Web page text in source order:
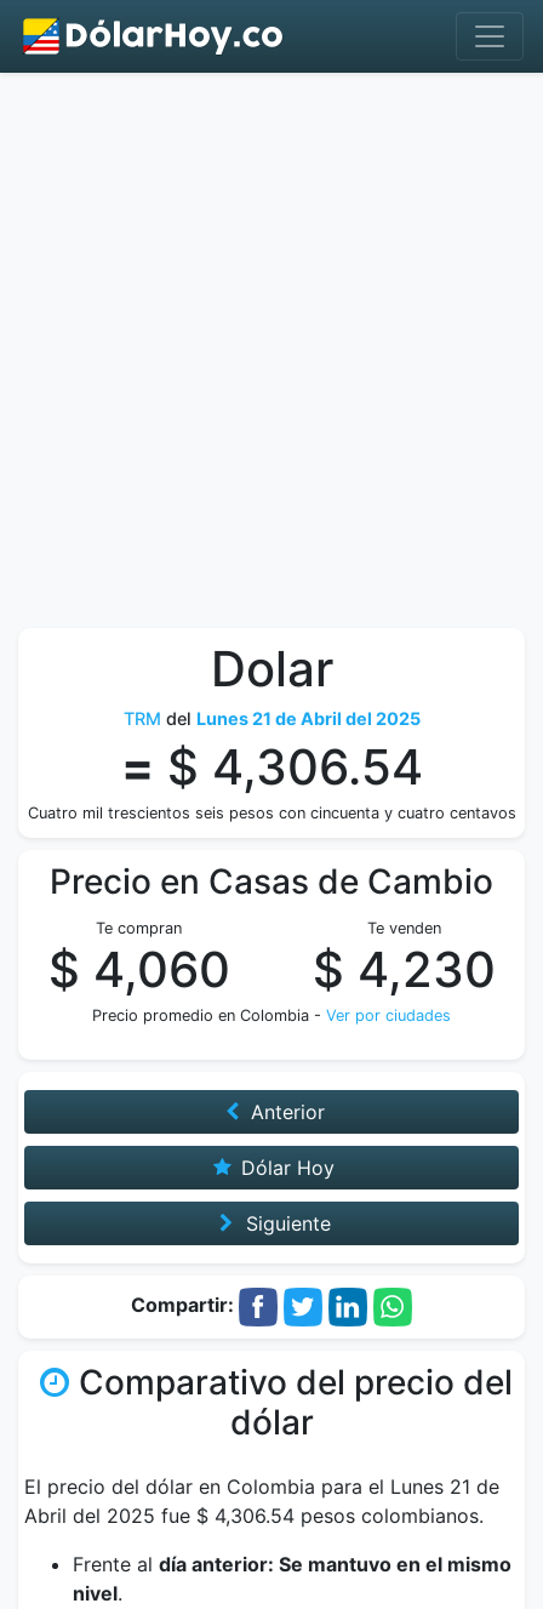
Dolar
TRM del Lunes 21 de Abril del 2025
= $ 4,306.54
Cuatro mil trescientos seis pesos con cincuenta y cuatro centavos
Precio en Casas de Cambio
Te compran
$ 4,060
Te venden
$ 4,230
Precio promedio en Colombia - Ver por ciudades
Anterior
Dólar Hoy
Siguiente
Compartir:
Comparativo del precio del
dólar
El precio del dólar en Colombia para el Lunes 21 de
Abril del 2025 fue $ 4,306.54 pesos colombianos.
Frente al día anterior: Se mantuvo en el mismo
nivel.